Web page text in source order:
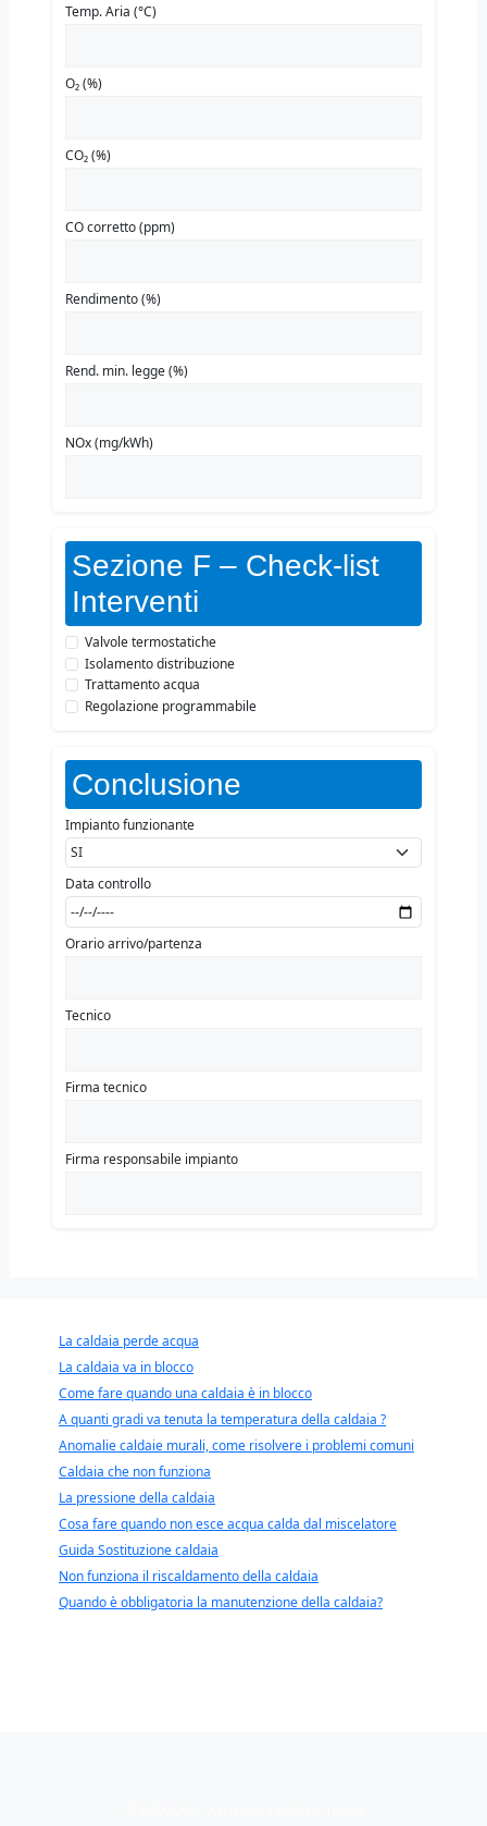
Temp. Aria (°C)
O₂ (%)
CO₂ (%)
CO corretto (ppm)
Rendimento (%)
Rend. min. legge (%)
NOx (mg/kWh)
Sezione F – Check-list
Interventi
Valvole termostatiche
Isolamento distribuzione
Trattamento acqua
Regolazione programmabile
Conclusione
Impianto funzionante
Data controllo
Orario arrivo/partenza
Tecnico
Firma tecnico
Firma responsabile impianto
La caldaia perde acqua
La caldaia va in blocco
Come fare quando una caldaia è in blocco
A quanti gradi va tenuta la temperatura della caldaia ?
Anomalie caldaie murali, come risolvere i problemi comuni
Caldaia che non funziona
La pressione della caldaia
Cosa fare quando non esce acqua calda dal miscelatore
Guida Sostituzione caldaia
Non funziona il riscaldamento della caldaia
Quando è obbligatoria la manutenzione della caldaia?